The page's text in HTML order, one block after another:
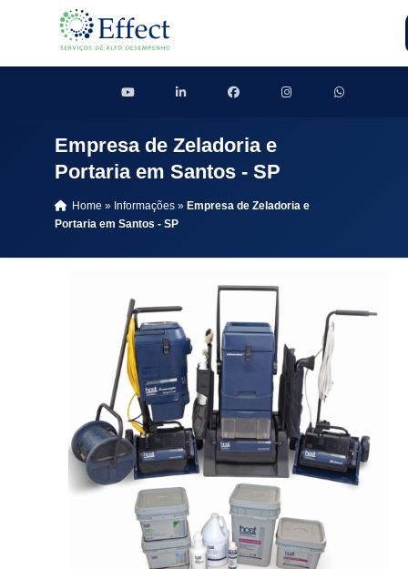
Empresa de Zeladoria e
Portaria em Santos - SP
Home » Informações » Empresa de Zeladoria e
Portaria em Santos - SP